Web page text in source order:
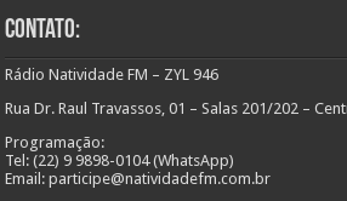
Contato:
Rádio Natividade FM – ZYL 946
Rua Dr. Raul Travassos, 01 – Salas 201/202 –
Programação:
Tel: (22) 9 9898-0104 (WhatsApp)
Email: participe@natividadefm.com.br